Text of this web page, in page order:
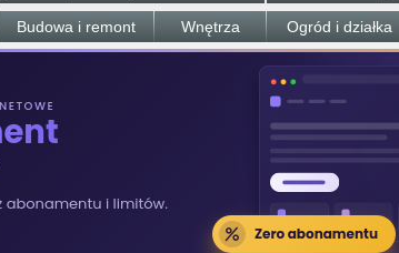
Budowa i remont Wnętrza Ogród i działka